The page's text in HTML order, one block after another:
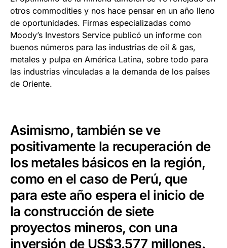
otros commodities y nos hace pensar en un año lleno
de oportunidades. Firmas especializadas como
Moody’s Investors Service publicó un informe con
buenos números para las industrias de oil & gas,
metales y pulpa en América Latina, sobre todo para
las industrias vinculadas a la demanda de los países
de Oriente.
Asimismo, también se ve
positivamente la recuperación de
los metales básicos en la región,
como en el caso de Perú, que
para este año espera el inicio de
la construcción de siete
proyectos mineros, con una
inversión de US$3.577 millones.